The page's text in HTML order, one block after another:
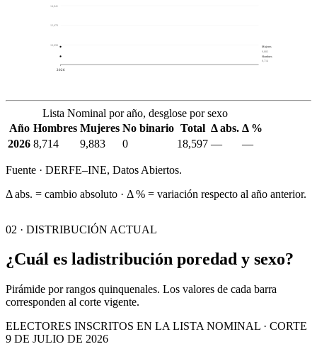
10,098
12,470
14,841
2026
Mujeres
9,883
Hombres
8,714
Lista Nominal por año, desglose por sexo
Año Hombres Mujeres No binario Total Δ abs. Δ %
2026 8,714 9,883 0 18,597 — —
Fuente · DERFE–INE, Datos Abiertos.
Δ abs. = cambio absoluto · Δ % = variación respecto al año anterior.
02 · DISTRIBUCIÓN ACTUAL
¿Cuál es ladistribución poredad y sexo?
Pirámide por rangos quinquenales. Los valores de cada barra
corresponden al corte vigente.
ELECTORES INSCRITOS EN LA LISTA NOMINAL · CORTE
9 DE JULIO DE 2026